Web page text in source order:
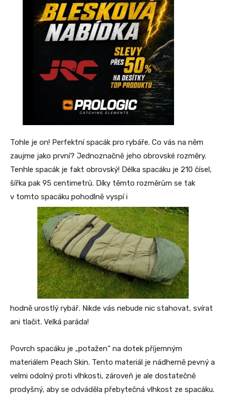
Tohle je on! Perfektní spacák pro rybáře. Co vás na něm
zaujme jako první? Jednoznačně jeho obrovské rozměry.
Tenhle spacák je fakt obrovský! Délka spacáku je 210 čísel,
šířka pak 95 centimetrů. Díky těmto rozměrům se tak
v tomto spacáku pohodlně vyspí i
hodně urostlý rybář. Nikde vás nebude nic stahovat, svírat
ani tlačit. Velká paráda!
Povrch spacáku je „potažen“ na dotek příjemným
materiálem Peach Skin. Tento materiál je nádherně pevný a
velmi odolný proti vlhkosti, zároveň je ale dostatečně
prodyšný, aby se odváděla přebytečná vlhkost ze spacáku.